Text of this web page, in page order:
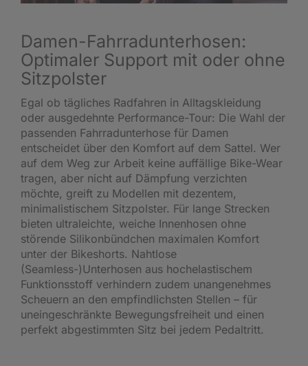
Damen-Fahrradunterhosen:
Optimaler Support mit oder ohne
Sitzpolster
Egal ob tägliches Radfahren in Alltagskleidung
oder ausgedehnte Performance-Tour: Die Wahl der
passenden Fahrradunterhose für Damen
entscheidet über den Komfort auf dem Sattel. Wer
auf dem Weg zur Arbeit keine auffällige Bike-Wear
tragen, aber nicht auf Dämpfung verzichten
möchte, greift zu Modellen mit dezentem,
minimalistischem Sitzpolster. Für lange Strecken
bieten ultraleichte, weiche Innenhosen ohne
störende Silikonbündchen maximalen Komfort
unter der Bikeshorts. Nahtlose
(Seamless-)Unterhosen aus hochelastischem
Funktionsstoff verhindern zudem unangenehmes
Scheuern an den empfindlichsten Stellen – für
uneingeschränkte Bewegungsfreiheit und einen
perfekt abgestimmten Sitz bei jedem Pedaltritt.